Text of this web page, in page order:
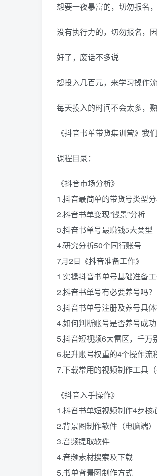
想要一夜暴富的，切勿报名
没有执行力的，切勿报名，
好了，废话不多说
想投入几百元，来学习操作
每天投入的时间不会太多，
《抖音书单带货集训营》我
课程目录：
《抖音市场分析》
1.抖音最简单的带货号类型
2.抖音书单变现“钱景”分析
3.抖音书单号最赚钱5大类型
4.研究分析50个同行账号
7月2日《抖音准备工作》
1.实操抖音书单号基础准备
2.抖音书单号有必要养号吗？
3.抖音书单号注册及养号具
4.如何判断账号是否养号成功
5.抖音短视频6大雷区，千万
6.提升账号权重的4个操作流
7.下载常用的视频制作工具（
《抖音入手操作》
1.抖音书单短视频制作4步核
2.背景图制作软件（电脑端）
3.音频提取软件
4.音频素材搜索及下载
5.书单背景图制作方式